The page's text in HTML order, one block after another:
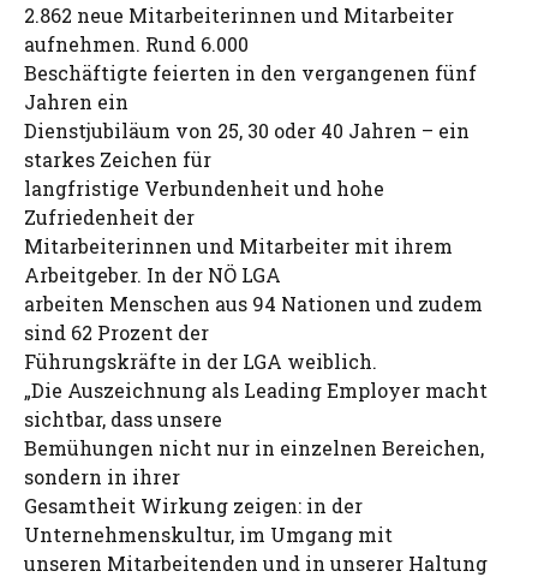
2.862 neue Mitarbeiterinnen und Mitarbeiter
aufnehmen. Rund 6.000
Beschäftigte feierten in den vergangenen fünf
Jahren ein
Dienstjubiläum von 25, 30 oder 40 Jahren – ein
starkes Zeichen für
langfristige Verbundenheit und hohe
Zufriedenheit der
Mitarbeiterinnen und Mitarbeiter mit ihrem
Arbeitgeber. In der NÖ LGA
arbeiten Menschen aus 94 Nationen und zudem
sind 62 Prozent der
Führungskräfte in der LGA weiblich.
„Die Auszeichnung als Leading Employer macht
sichtbar, dass unsere
Bemühungen nicht nur in einzelnen Bereichen,
sondern in ihrer
Gesamtheit Wirkung zeigen: in der
Unternehmenskultur, im Umgang mit
unseren Mitarbeitenden und in unserer Haltung